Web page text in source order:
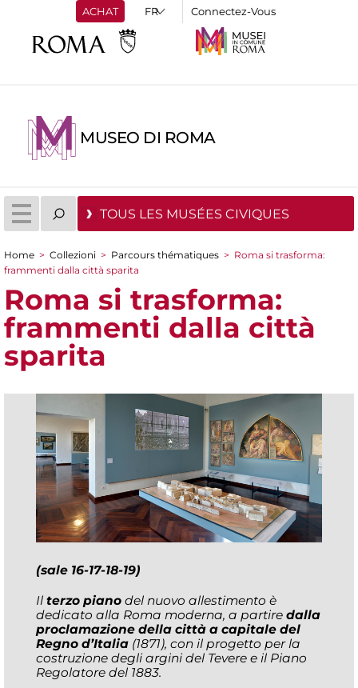
ACHAT Connectez-Vous
MUSEO DI ROMA
TOUS LES MUSÉES CIVIQUES
You are here
Home > Collezioni > Parcours thématiques > Roma si trasforma:
frammenti dalla città sparita
Roma si trasforma:
frammenti dalla città
sparita
(sale 16-17-18-19)
Il terzo piano del nuovo allestimento è
dedicato alla Roma moderna, a partire dalla
proclamazione della città a capitale del
Regno d’Italia (1871), con il progetto per la
costruzione degli argini del Tevere e il Piano
Regolatore del 1883.